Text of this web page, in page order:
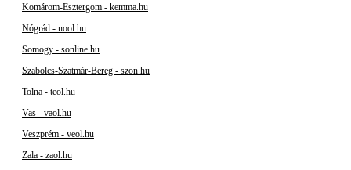
Komárom-Esztergom - kemma.hu
Nógrád - nool.hu
Somogy - sonline.hu
Szabolcs-Szatmár-Bereg - szon.hu
Tolna - teol.hu
Vas - vaol.hu
Veszprém - veol.hu
Zala - zaol.hu